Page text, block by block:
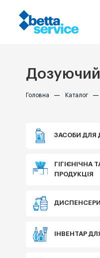
Дозуючий
Головна — Каталог —
ЗАСОБИ ДЛЯ
ГІГІЄНІЧНА
ПРОДУКЦІЯ
ІНВЕНТАР